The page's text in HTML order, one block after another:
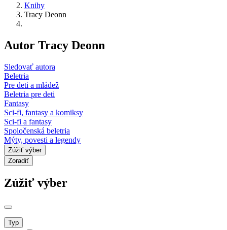
Knihy
Tracy Deonn
Autor Tracy Deonn
Sledovať autora
Beletria
Pre deti a mládež
Beletria pre deti
Fantasy
Sci-fi, fantasy a komiksy
Sci-fi a fantasy
Spoločenská beletria
Mýty, povesti a legendy
Zúžiť výber
Zoradiť
Zúžiť výber
Typ